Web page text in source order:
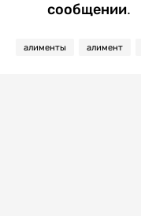
сообщении.
алименты алимент